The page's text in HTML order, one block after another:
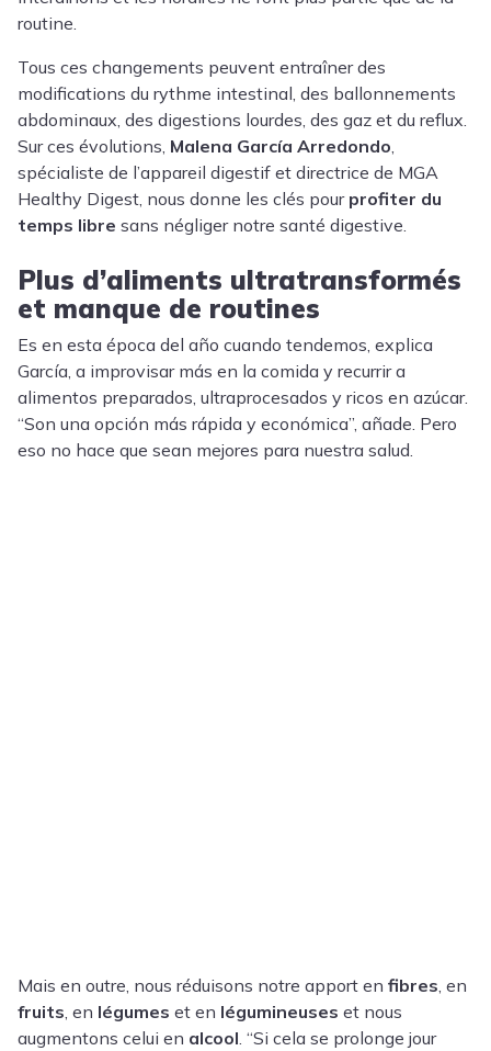
routine.
Tous ces changements peuvent entraîner des
modifications du rythme intestinal, des ballonnements
abdominaux, des digestions lourdes, des gaz et du reflux.
Sur ces évolutions, Malena García Arredondo
spécialiste de l’appareil digestif et directrice de MGA
Healthy Digest, nous donne les clés pour profiter du
temps libre sans négliger notre santé digestive.
Plus d’aliments ultratransformés
et manque de routines
Es en esta época del año cuando tendemos, explica
García, a improvisar más en la comida y recurrir a
alimentos preparados, ultraprocesados y ricos en azúcar.
“Son una opción más rápida y económica”, añade. Pero
eso no hace que sean mejores para nuestra salud.
Mais en outre, nous réduisons notre apport en fibres, en
fruits, en légumes et en légumineuses et nous
augmentons celui en alcool. “Si cela se prolonge jour